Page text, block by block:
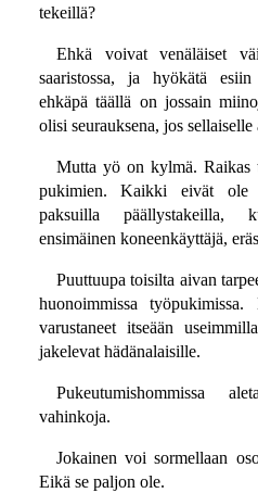
tekeillä?
Ehkä voivat venäläiset
saaristossa, ja hyökätä
ehkäpä täällä on jossain
olisi seurauksena, jos sellaiselle
Mutta yö on kylmä. Raikas
pukimien. Kaikki eivät ole
paksuilla päällystakeilla,
ensimäinen koneenkäyttäjä,
Puuttuupa toisilta aivan
huonoimmissa
varustaneet itseään
jakelevat hädänalaisille.
Pukeutumishommissa
vahinkoja.
Jokainen voi sormellaan
Eikä se paljon ole.